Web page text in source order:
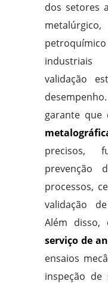
dos setores
validação
desempenho.
garante que
precisos,
prevenção
processos,
validação
Além
serviço de
ensaios
inspeção